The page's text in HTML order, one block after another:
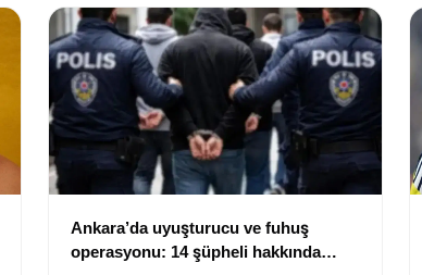
Ankara’da uyuşturucu ve fuhuş
operasyonu: 14 şüpheli hakkında